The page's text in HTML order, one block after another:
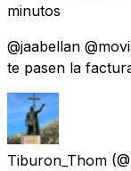
minutos
@jaabellan
te pasen la
Tiburon_Thom